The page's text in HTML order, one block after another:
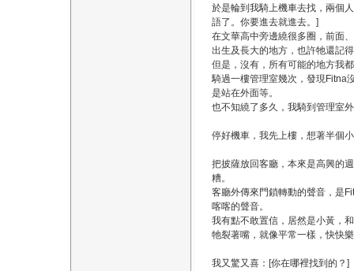
於是輪到我騎上機車去找，兩個
語了。你要進去就進去。]
在文華高中旁邊繞很多圈，前面
出生及長大的地方，也許牠還記
但是，沒有，所有可能的地方我
騎過一樓管理室幾次，發現Fitna
是站在外面等。
也不知繞了多久，我騎到管理室
停好機車，我先上樓，想著半個
把披薩放回客廳，本來是高興的
糟。
客廳外傳來門鎖轉動的聲音，是
喀喀的聲音。
我有點不敢置信，居然是小黃，
牠裂著嘴，就像平常一樣，快快
我又驚又喜：[你在哪裡找到的？]